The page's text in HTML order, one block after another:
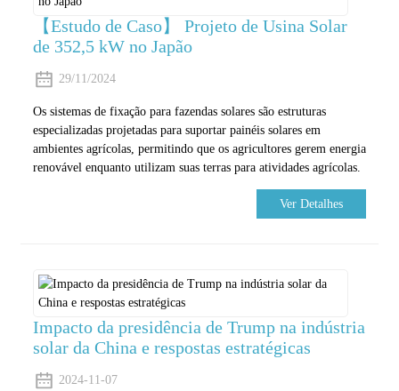
【Estudo de Caso】 Projeto de Usina Solar
de 352,5 kW no Japão
29/11/2024
Os sistemas de fixação para fazendas solares são estruturas
especializadas projetadas para suportar painéis solares em
ambientes agrícolas, permitindo que os agricultores gerem energia
renovável enquanto utilizam suas terras para atividades agrícolas.
Ver Detalhes
Impacto da presidência de Trump na indústria
solar da China e respostas estratégicas
2024-11-07